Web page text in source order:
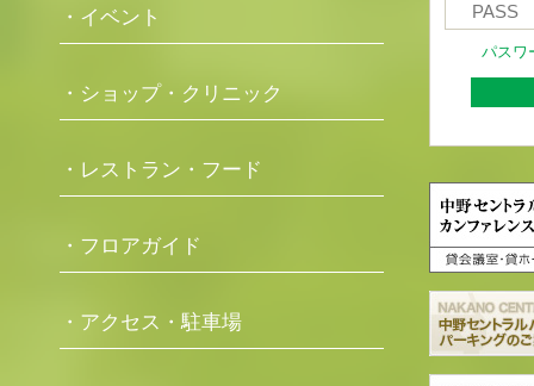
・イベント
・ショップ・クリニック
・レストラン・フード
・フロアガイド
・アクセス・駐車場
パスワ